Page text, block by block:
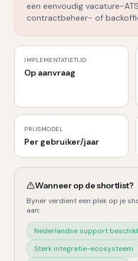
een eenvoudig vacature-
contractbeheer- of
IMPLEMENTATIETIJD
Op aanvraag
PRIJSMODEL
Per gebruiker/jaar
Wanneer op de shortlist?
Bynerverdient een plek op je
aan:
Nederlandse support
Sterk integratie-ecosysteem